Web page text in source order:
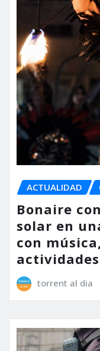
ACTUALIDAD
Bonaire
solar en
con
torrent al dia